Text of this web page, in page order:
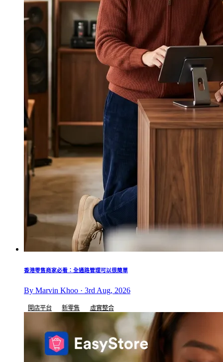
香港零售商家必看：全通路管理可以很簡單
By Marvin Khoo · 3rd Aug, 2026
開店平台 新零售 虛實整合